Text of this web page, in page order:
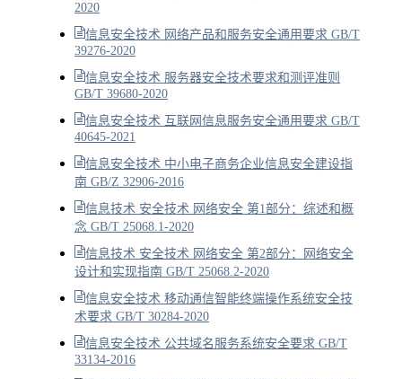
2020
信息安全技术 网络产品和服务安全通用要求 GB/T
39276-2020
信息安全技术 服务器安全技术要求和测评准则
GB/T 39680-2020
信息安全技术 互联网信息服务安全通用要求 GB/T
40645-2021
信息安全技术 中小电子商务企业信息安全建设指
南 GB/Z 32906-2016
信息技术 安全技术 网络安全 第1部分：综述和概
念 GB/T 25068.1-2020
信息技术 安全技术 网络安全 第2部分：网络安全
设计和实现指南 GB/T 25068.2-2020
信息安全技术 移动通信智能终端操作系统安全技
术要求 GB/T 30284-2020
信息安全技术 公共域名服务系统安全要求 GB/T
33134-2016